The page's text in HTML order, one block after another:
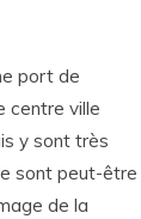
port de
centre ville
y sont très
sont peut-être
de la